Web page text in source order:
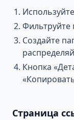
Фильтруйте
Создайте
Кнопка
Страница